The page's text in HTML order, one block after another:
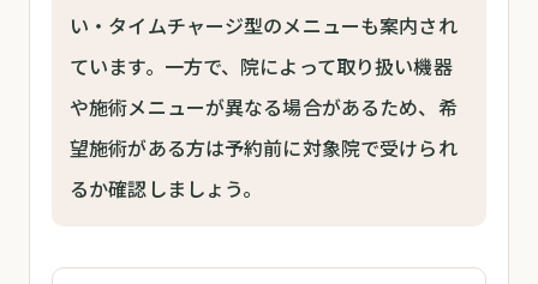
い・タイムチャージ型のメニューも案内され
ています。一方で、院によって取り扱い機器
や施術メニューが異なる場合があるため、希
望施術がある方は予約前に対象院で受けられ
るか確認しましょう。